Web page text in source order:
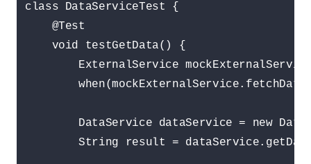
class DataServiceTest {
    @Test
    void testGetData() {
ExternalService
DataService dataService = new
String result =